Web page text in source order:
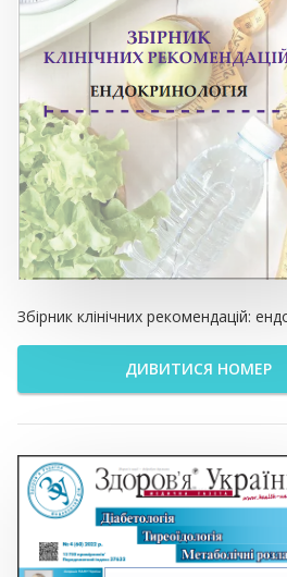
Збірник клінічних рекомендацій:
ДИВИТИСЯ НОМЕР